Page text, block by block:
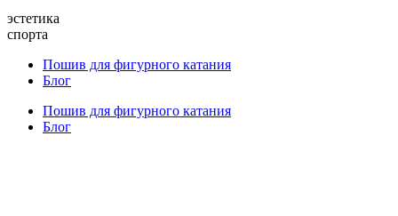
эстетика
спорта
Пошив для фигурного катания
Блог
Пошив для фигурного катания
Блог